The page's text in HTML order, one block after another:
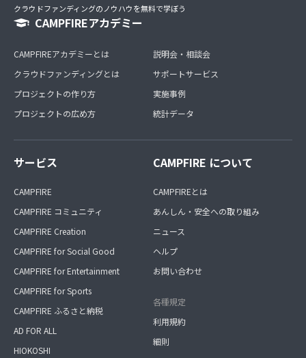
クラウドファンディングのノウハウを無料で学ぼう
CAMPFIREアカデミー
CAMPFIREアカデミーとは
クラウドファンディングとは
プロジェクトの作り方
プロジェクトの広め方
説明会・相談会
サポートサービス
実施事例
統計データ
サービス
CAMPFIRE
CAMPFIRE コミュニティ
CAMPFIRE Creation
CAMPFIRE for Social Good
CAMPFIRE for Entertainment
CAMPFIRE for Sports
CAMPFIRE ふるさと納税
AD FOR ALL
HIOKOSHI
CAMPFIRE について
CAMPFIREとは
あんしん・安全への取り組み
ニュース
ヘルプ
お問い合わせ
各種規定
利用規約
細則